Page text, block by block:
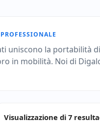
uniscono la portabilità
in mobilità. Noi di
Visualizzazione di 7